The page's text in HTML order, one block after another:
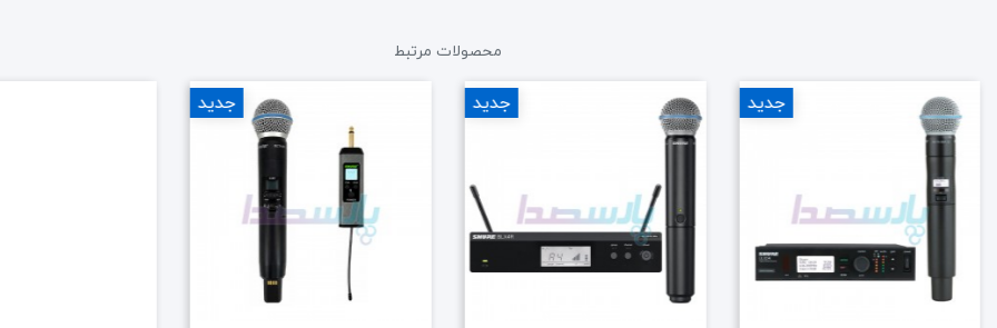
محصولات مرتبط
جدید جدید جدید